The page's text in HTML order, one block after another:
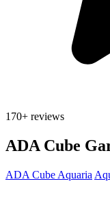
170+ reviews
ADA Cube
ADA Cube Aquaria